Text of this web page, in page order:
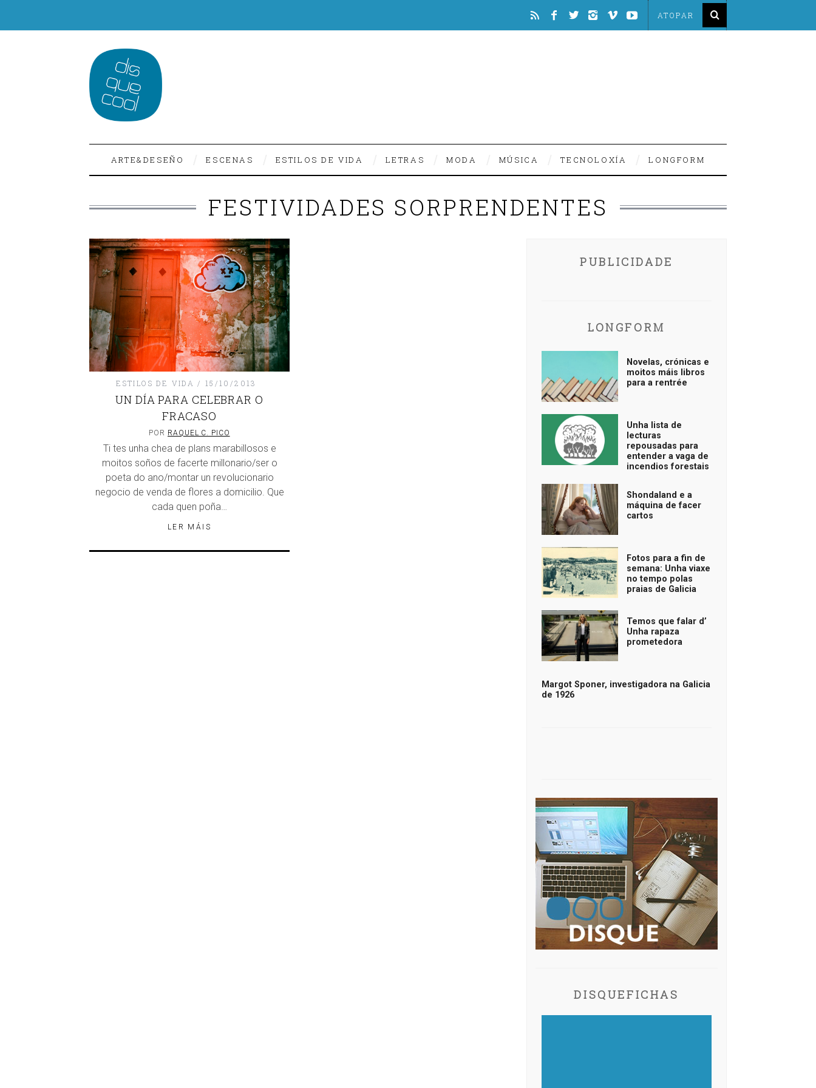
ARTE&DESEÑO ESCENAS ESTILOS DE VIDA LETRAS MODA MÚSICA TECNOLOXÍA LONGFORM
FESTIVIDADES SORPRENDENTES
ESTILOS DE VIDA 15/10/2013
UN DÍA PARA CELEBRAR O
FRACASO
POR RAQUEL C. PICO
Ti tes unha chea de plans marabillosos e
moitos soños de facerte millonario/ser o
poeta do ano/montar un revolucionario
negocio de venda de flores a domicilio. Que
cada quen poña…
LER MÁIS
PUBLICIDADE
LONGFORM
Novelas, crónicas e
moitos máis libros
para a rentrée
Unha lista de
lecturas
repousadas para
entender a vaga de
incendios forestais
Shondaland e a
máquina de facer
cartos
Fotos para a fin de
semana: Unha viaxe
no tempo polas
praias de Galicia
Temos que falar d’
Unha rapaza
prometedora
Margot Sponer, investigadora na Galicia
de 1926
DISQUEFICHAS